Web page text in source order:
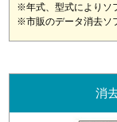
※年式、型式によりソ
※市販のデータ消去ソ
消